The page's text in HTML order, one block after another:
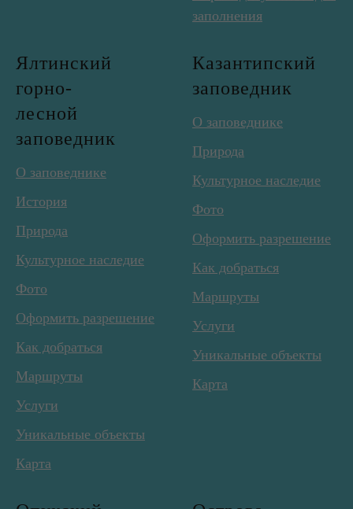
заполнения
Ялтинский
горно-
лесной
заповедник
О заповеднике
История
Природа
Культурное наследие
Фото
Оформить разрешение
Как добраться
Маршруты
Услуги
Уникальные объекты
Карта
Казантипский
заповедник
О заповеднике
Природа
Культурное наследие
Фото
Оформить разрешение
Как добраться
Маршруты
Услуги
Уникальные объекты
Карта